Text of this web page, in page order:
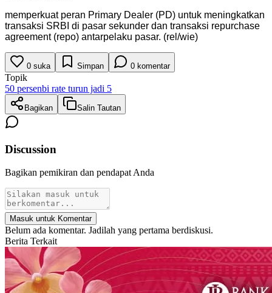
memperkuat peran Primary Dealer (PD) untuk meningkatkan
transaksi SRBI di pasar sekunder dan transaksi repurchase
agreement (repo) antarpelaku pasar. (rel/wie)
0 suka Simpan 0 komentar
Topik
50 persenbi rate turun jadi 5
Bagikan Salin Tautan
Discussion
Bagikan pemikiran dan pendapat Anda
Masuk untuk Komentar
Belum ada komentar. Jadilah yang pertama berdiskusi.
Berita Terkait